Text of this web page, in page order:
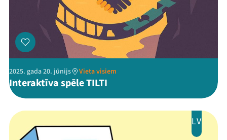
Programma
Arhīvs
Viņi bija LAMPĀ 2026
Jaunumi
Ziedo
Veikals
2025. gada 20. jūnijs Vieta visiem
Interaktīva spēle TILTI
LV